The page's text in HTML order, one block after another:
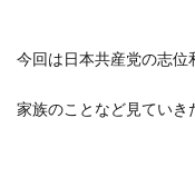
今回は日本共産党の志位
家族のことなど見ていき